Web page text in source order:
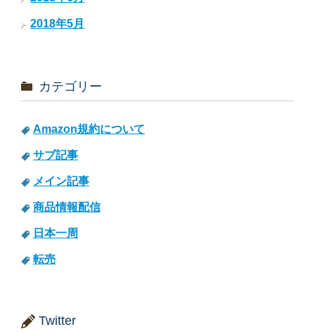
2018年5月
カテゴリー
Amazon規約について
サブ記事
メイン記事
商品情報配信
日本一周
転売
Twitter